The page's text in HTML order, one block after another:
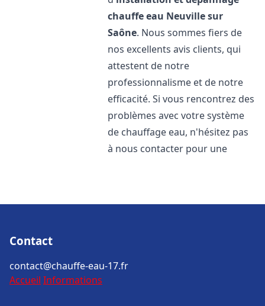
chauffe eau Neuville sur
Saône. Nous sommes fiers de
nos excellents avis clients, qui
attestent de notre
professionnalisme et de notre
efficacité. Si vous rencontrez des
problèmes avec votre système
de chauffage eau, n'hésitez pas
à nous contacter pour une
Contact
contact@chauffe-eau-17.fr
Accueil Informations